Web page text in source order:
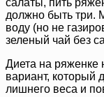
салаты, пить
должно быть три.
воду (но не
зеленый чай без
Диета на
вариант, который
лишнего веса и